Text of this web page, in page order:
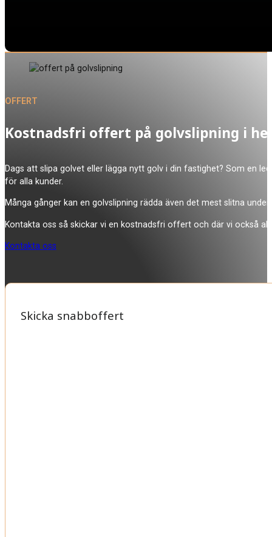
Kostnadsfri offert på golvslipning i
Dags att slipa golvet eller lägga nytt golv i din fastighet? Som en
för alla kunder.
Många gånger kan en golvslipning rädda även det mest slitna
Kontakta oss så skickar vi en kostnadsfri offert och där vi också
OFFERT
Kontakta oss
Skicka snabboffert